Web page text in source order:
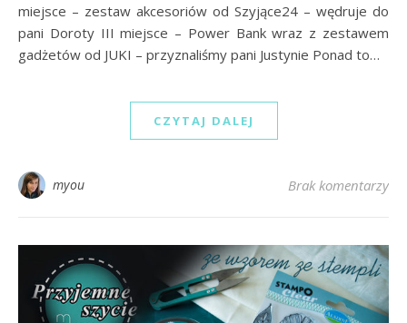
miejsce – zestaw akcesoriów od Szyjące24 – wędruje do
pani Doroty III miejsce – Power Bank wraz z zestawem
gadżetów od JUKI – przyznaliśmy pani Justynie Ponad to…
CZYTAJ DALEJ
myou Brak komentarzy